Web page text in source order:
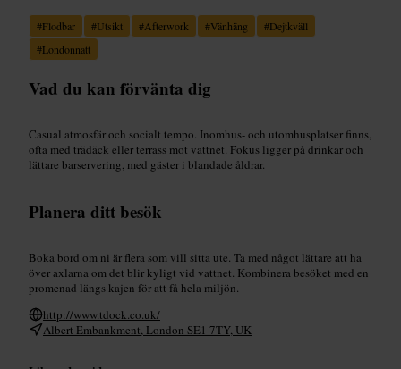
#Flodbar #Utsikt #Afterwork #Vänhäng #Dejtkväll
#Londonnatt
Vad du kan förvänta dig
Casual atmosfär och socialt tempo. Inomhus- och utomhusplatser finns,
ofta med trädäck eller terrass mot vattnet. Fokus ligger på drinkar och
lättare barservering, med gäster i blandade åldrar.
Planera ditt besök
Boka bord om ni är flera som vill sitta ute. Ta med något lättare att ha
över axlarna om det blir kyligt vid vattnet. Kombinera besöket med en
promenad längs kajen för att få hela miljön.
http://www.tdock.co.uk/
Albert Embankment, London SE1 7TY, UK